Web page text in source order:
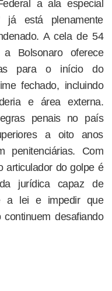
a ala especial
já está plenamente
A cela de 54
a Bolsonaro oferece
para o início do
fechado, incluindo
e área externa.
penais no país
a oito anos
penitenciárias. Com
articulador do golpe é
jurídica capaz de
a lei e impedir que
desafiando